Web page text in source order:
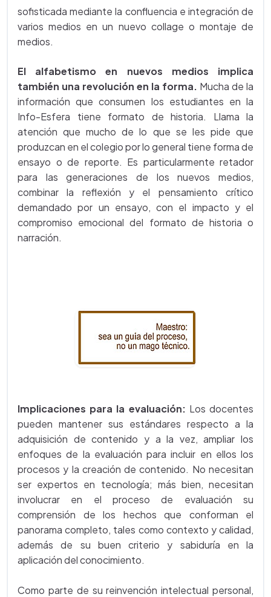
sofisticada mediante la confluencia e integración de
varios medios en un nuevo collage o montaje de
medios.
El alfabetismo en nuevos medios implica
también una revolución en la forma. Mucha de la
información que consumen los estudiantes en la
Info-Esfera tiene formato de historia. Llama la
atención que mucho de lo que se les pide que
produzcan en el colegio por lo general tiene forma de
ensayo o de reporte. Es particularmente retador
para las generaciones de los nuevos medios,
combinar la reflexión y el pensamiento crítico
demandado por un ensayo, con el impacto y el
compromiso emocional del formato de historia o
narración.
Implicaciones para la evaluación: Los docentes
pueden mantener sus estándares respecto a la
adquisición de contenido y a la vez, ampliar los
enfoques de la evaluación para incluir en ellos los
procesos y la creación de contenido. No necesitan
ser expertos en tecnología; más bien, necesitan
involucrar en el proceso de evaluación su
comprensión de los hechos que conforman el
panorama completo, tales como contexto y calidad,
además de su buen criterio y sabiduría en la
aplicación del conocimiento.
Como parte de su reinvención intelectual personal,